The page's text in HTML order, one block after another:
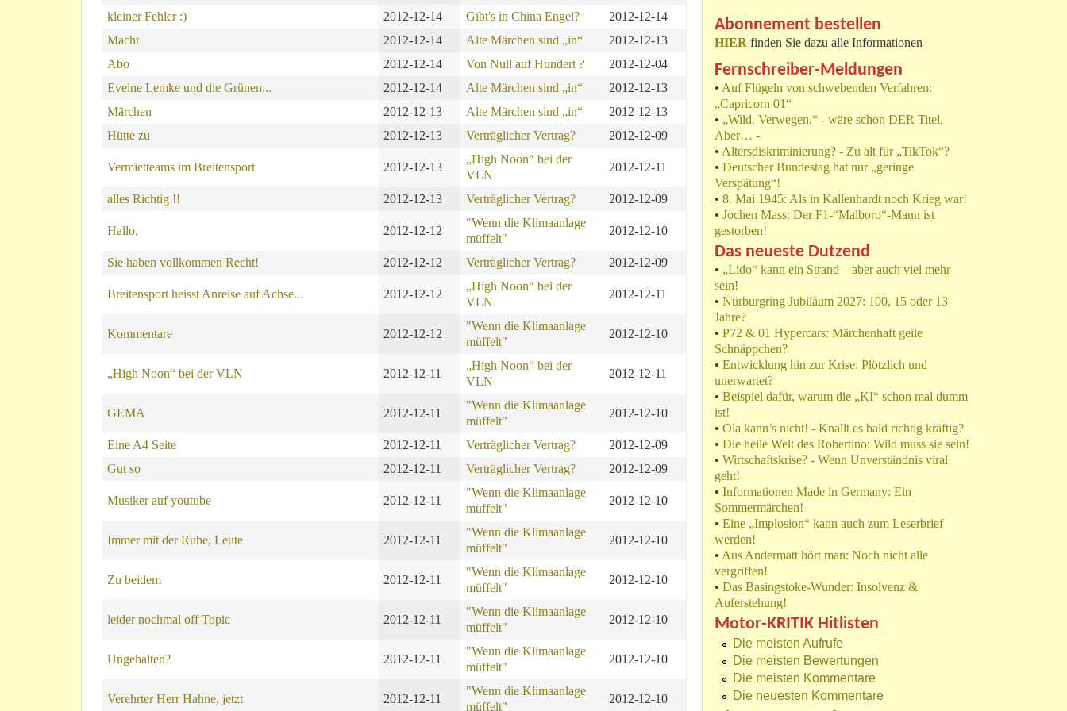
kleiner Fehler :) 2012-12-14 Gibt's in China Engel?
2012-12-14
Macht
2012-12-14 Alte Märchen sind „in“
2012-12-13
Abo
2012-12-14 Von Null auf Hundert ?
2012-12-04
Eveine Lemke und die Grünen...
2012-12-14 Alte Märchen sind „in“
2012-12-13
Märchen
2012-12-13 Alte Märchen sind „in“
2012-12-13
Hütte zu
2012-12-13 Verträglicher Vertrag? 2012-12-09
Vermietteams im Breitensport 2012-12-13
„High Noon“ bei der
VLN
2012-12-11
alles Richtig !! 2012-12-13 Verträglicher Vertrag? 2012-12-09
Hallo, 2012-12-12
"Wenn die Klimaanlage
müffelt"
2012-12-10
Sie haben vollkommen Recht! 2012-12-12 Verträglicher Vertrag? 2012-12-09
Breitensport heisst Anreise auf Achse... 2012-12-12
„High Noon“ bei der
VLN
2012-12-11
Kommentare 2012-12-12
"Wenn die Klimaanlage
müffelt"
2012-12-10
„High Noon“ bei der VLN 2012-12-11
„High Noon“ bei der
VLN
2012-12-11
GEMA 2012-12-11
"Wenn die Klimaanlage
müffelt"
2012-12-10
Eine A4 Seite 2012-12-11 Verträglicher Vertrag?
2012-12-09
Gut so
2012-12-11 Verträglicher Vertrag? 2012-12-09
Musiker auf youtube 2012-12-11
"Wenn die Klimaanlage
müffelt"
2012-12-10
Immer mit der Ruhe, Leute 2012-12-11
"Wenn die Klimaanlage
müffelt"
2012-12-10
Zu beidem 2012-12-11
"Wenn die Klimaanlage
müffelt"
2012-12-10
leider nochmal off Topic 2012-12-11
"Wenn die Klimaanlage
müffelt"
2012-12-10
Ungehalten? 2012-12-11
"Wenn die Klimaanlage
müffelt"
2012-12-10
Verehrter Herr Hahne, jetzt 2012-12-11
"Wenn die Klimaanlage
müffelt"
2012-12-10
Abonnement bestellen
HIER finden Sie dazu alle Informationen
Fernschreiber-Meldungen
• Auf Flügeln von schwebenden Verfahren:
„Capricorn 01“
• „Wild. Verwegen.“ - wäre schon DER Titel.
Aber… -
• Altersdiskriminierung? - Zu alt für „TikTok“?
• Deutscher Bundestag hat nur „geringe
Verspätung“!
• 8. Mai 1945: Als in Kallenhardt noch Krieg war!
• Jochen Mass: Der F1-“Malboro“-Mann ist
gestorben!
Das neueste Dutzend
• „Lido“ kann ein Strand – aber auch viel mehr
sein!
• Nürburgring Jubiläum 2027: 100, 15 oder 13
Jahre?
• P72 & 01 Hypercars: Märchenhaft geile
Schnäppchen?
• Entwicklung hin zur Krise: Plötzlich und
unerwartet?
• Beispiel dafür, warum die „KI“ schon mal dumm
ist!
• Ola kann’s nicht! - Knallt es bald richtig kräftig?
• Die heile Welt des Robertino: Wild muss sie sein!
• Wirtschaftskrise? - Wenn Unverständnis viral
geht!
• Informationen Made in Germany: Ein
Sommermärchen!
• Eine „Implosion“ kann auch zum Leserbrief
werden!
• Aus Andermatt hört man: Noch nicht alle
vergriffen!
• Das Basingstoke-Wunder: Insolvenz &
Auferstehung!
Motor-KRITIK Hitlisten
Die meisten Aufrufe
Die meisten Bewertungen
Die meisten Kommentare
Die neuesten Kommentare